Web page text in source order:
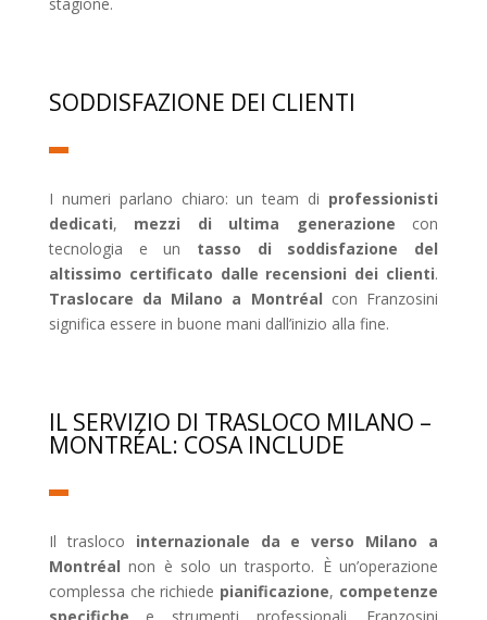
SODDISFAZIONE DEI CLIENTI
I numeri parlano chiaro: un team di professionisti
dedicati, mezzi di ultima generazione con
tecnologia e un tasso di soddisfazione del
altissimo certificato dalle recensioni dei clienti.
Traslocare da Milano a Montréal con Franzosini
significa essere in buone mani dall’inizio alla fine.
IL SERVIZIO DI TRASLOCO MILANO –
MONTRÉAL: COSA INCLUDE
Il trasloco internazionale da e verso Milano a
Montréal non è solo un trasporto. È un’operazione
complessa che richiede pianificazione, competenze